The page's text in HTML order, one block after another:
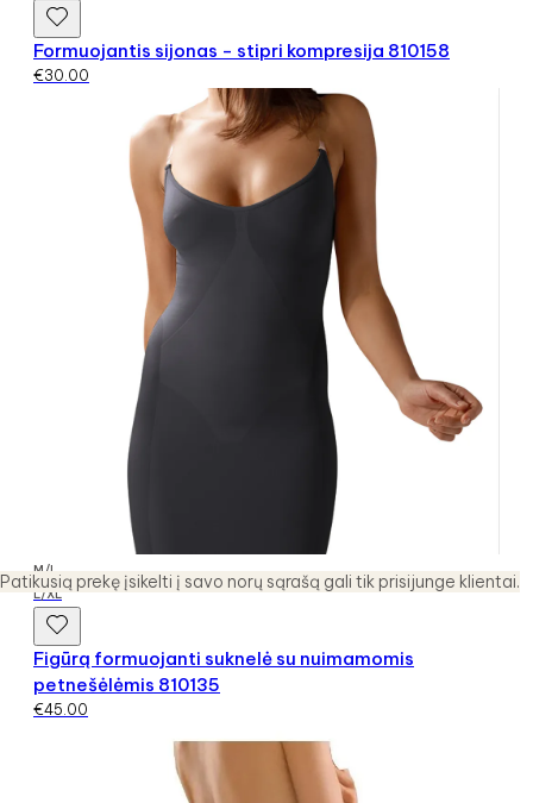
Patikusią prekę įsikelti į savo norų sąrašą gali tik prisijunge klientai.
Formuojantis sijonas - stipri kompresija 810158
€30.00
M/L
L/XL
Figūrą formuojanti suknelė su nuimamomis
petnešėlėmis 810135
€45.00